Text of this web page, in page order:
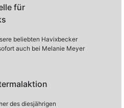
für
beliebten Havixbecker
auch bei Melanie Meyer
des diesjährigen